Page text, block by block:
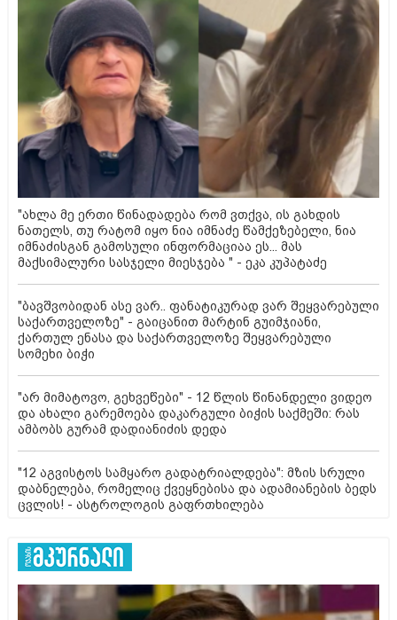
"ახლა მე ერთი წინადადება რომ ვთქვა, ის გახდის
ნათელს, თუ რატომ იყო ნია იმნაძე წამქეზებელი, ნია
იმნაძისგან გამოსული ინფორმაციაა ეს... მას
მაქსიმალური სასჯელი მიესჯება " - ეკა კუპატაძე
"ბავშვობიდან ასე ვარ.. ფანატიკურად ვარ შეყვარებული
საქართველოზე" - გაიცანით მარტინ გუიმჯიანი,
ქართულ ენასა და საქართველოზე შეყვარებული
სომეხი ბიჭი
"არ მიმატოვო, გეხვეწები" - 12 წლის წინანდელი ვიდეო
და ახალი გარემოება დაკარგული ბიჭის საქმეში: რას
ამბობს გურამ დადიანიძის დედა
"12 აგვისტოს სამყარო გადატრიალდება": მზის სრული
დაბნელება, რომელიც ქვეყნებისა და ადამიანების ბედს
ცვლის! - ასტროლოგის გაფრთხილება